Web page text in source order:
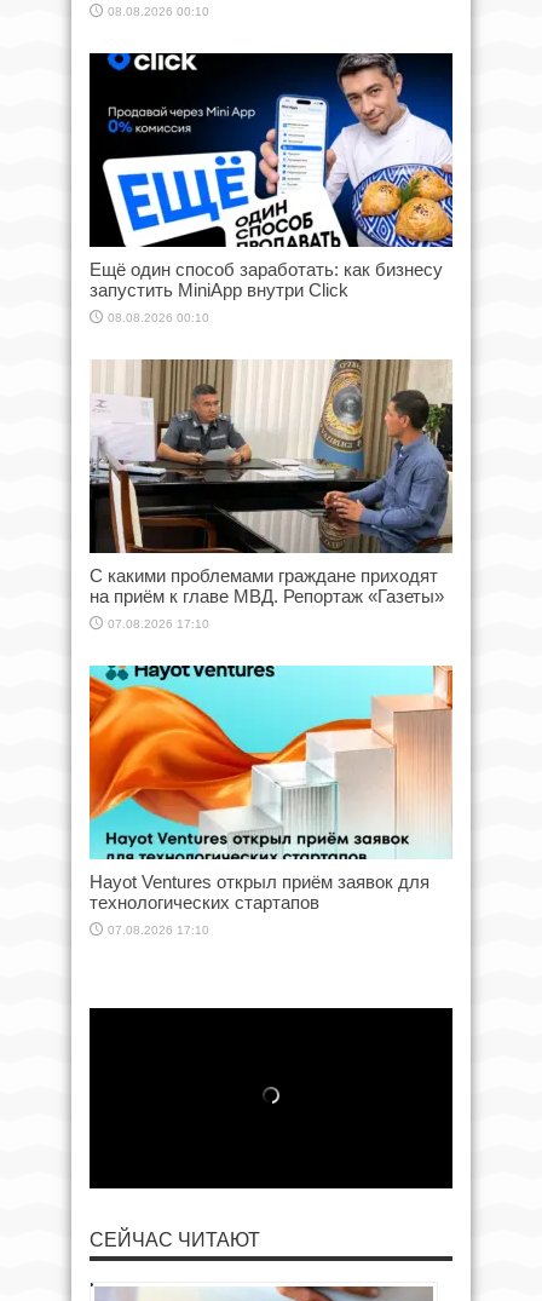
08.08.2026 00:10
Ещё один способ заработать: как бизнесу
запустить MiniApp внутри Click
08.08.2026 00:10
С какими проблемами граждане приходят
на приём к главе МВД. Репортаж «Газеты»
07.08.2026 17:10
Hayot Ventures открыл приём заявок для
технологических стартапов
07.08.2026 17:10
СЕЙЧАС ЧИТАЮТ